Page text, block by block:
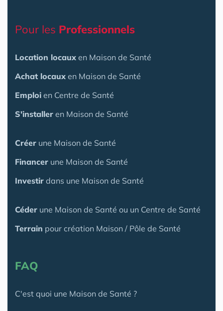
Pour les Professionnels
Location locaux en Maison de Santé
Achat locaux en Maison de Santé
Emploi en Centre de Santé
S'installer en Maison de Santé
Créer une Maison de Santé
Financer une Maison de Santé
Investir dans une Maison de Santé
Céder une Maison de Santé ou un Centre de Santé
Terrain pour création Maison / Pôle de Santé
FAQ
C'est quoi une Maison de Santé ?